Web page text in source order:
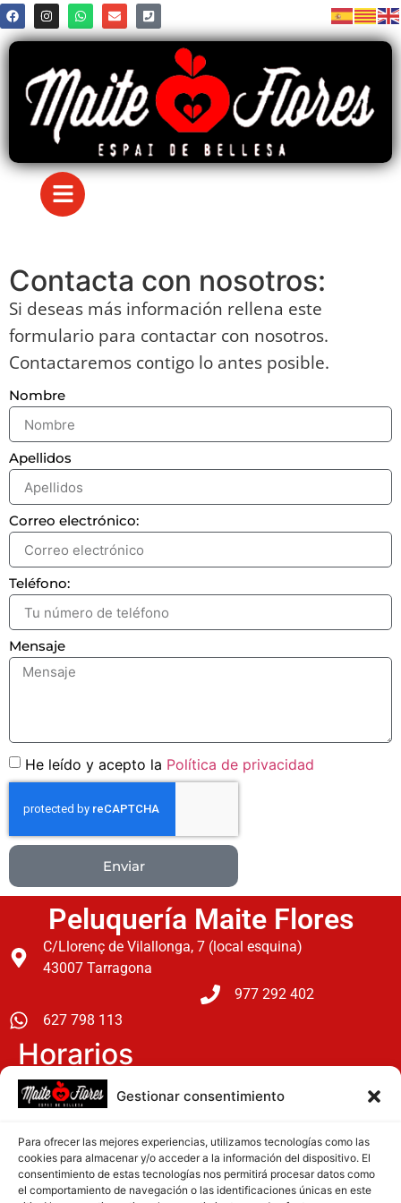
Gestionar consentimiento
Para ofrecer las mejores experiencias, utilizamos tecnologías como las
cookies para almacenar y/o acceder a la información del dispositivo. El
consentimiento de estas tecnologías nos permitirá procesar datos como
el comportamiento de navegación o las identificaciones únicas en este
Contacta con nosotros:
Si deseas más información rellena este
formulario para contactar con nosotros.
Contactaremos contigo lo antes posible.
Nombre
Apellidos
Correo electrónico:
Teléfono:
Mensaje
He leído y acepto la Política de privacidad
Enviar
Peluquería Maite Flores
C/Llorenç de Vilallonga, 7 (local esquina)
43007 Tarragona
977 292 402
627 798 113
Horarios
Lunes: 15 h a 20 h
Martes a Viernes: 9:30 h a 19:30 h
Sabados: 9 h a 14 h